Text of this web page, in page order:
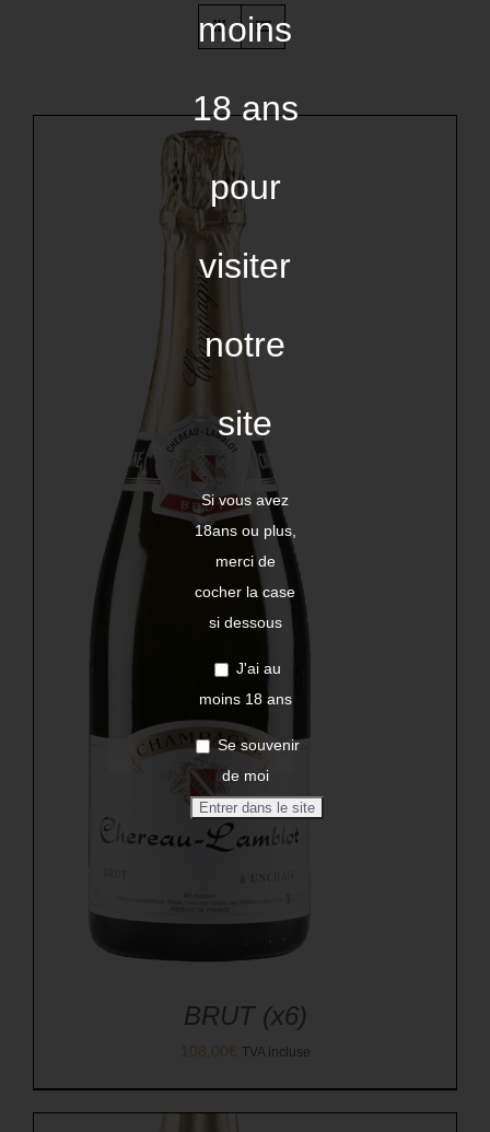
BRUT (x6)
108,00€ TVA incluse
moins
18 ans
pour
visiter
notre
site
Si vous avez
18ans ou plus,
merci de
cocher la case
si dessous
J'ai au
moins 18 ans
Se souvenir
de moi